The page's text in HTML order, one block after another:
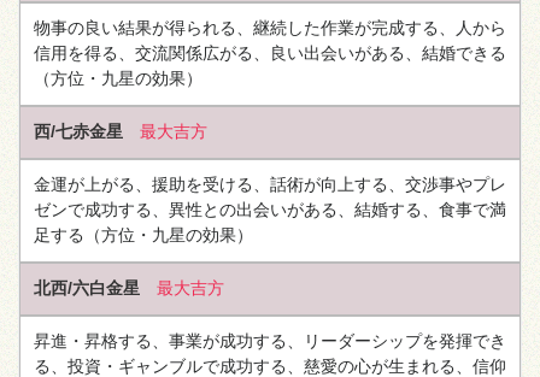
物事の良い結果が得られる、継続した作業が完成する、人から
信用を得る、交流関係広がる、良い出会いがある、結婚できる
（方位・九星の効果）
西/七赤金星 最大吉方
金運が上がる、援助を受ける、話術が向上する、交渉事やプレ
ゼンで成功する、異性との出会いがある、結婚する、食事で満
足する （方位・九星の効果）
北西/六白金星 最大吉方
昇進・昇格する、事業が成功する、リーダーシップを発揮でき
る、投資・ギャンブルで成功する、慈愛の心が生まれる、信仰